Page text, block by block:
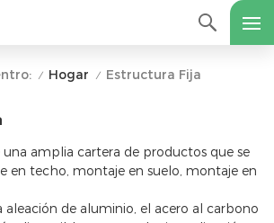
/ Hogar / Estructura Fija
una amplia cartera de productos que se
en techo, montaje en suelo, montaje en
aleación de aluminio, el acero al carbono